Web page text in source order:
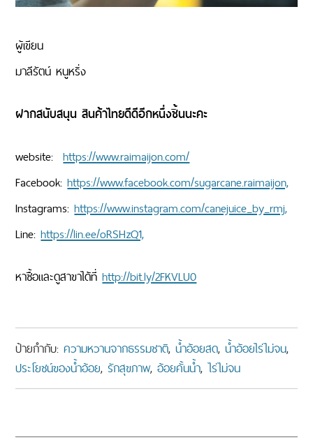
ผู้เขียน
มาลีรัตน์ หนูหริ่ง
ฝากสนับสนุน สินค้าไทยดีดีอีกหนึ่งชิ้นนะคะ
website:https://www.raimaijon.com/
Facebook:https://www.facebook.com/sugarcane.raimaijon,
Instagrams:https://www.instagram.com/canejuice_by_rmj,
Line:https://lin.ee/oRSHzQ1,
หาซื้อและดูสาขาได้ที่http://bit.ly/2FKVLU0
ป้ายกำกับ:ความหวานจากธรรมชาติ,น้ำอ้อยสด,น้ำอ้อยไร่ไม่จน,
ประโยชน์ของน้ำอ้อย,รักสุขภาพ,อ้อยคั้นน้ำ,ไร่ไม่จน